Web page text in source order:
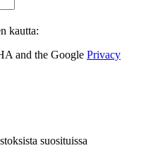
kautta:
and the Google Privacy
suosituissa